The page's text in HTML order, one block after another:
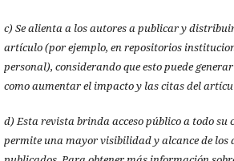
c) Se alienta a los autores a publicar y
artículo (por ejemplo, en repositorios
personal), considerando que esto puede
como aumentar el impacto y las citas del
d) Esta revista brinda acceso público a todo su
permite una mayor visibilidad y alcance de los